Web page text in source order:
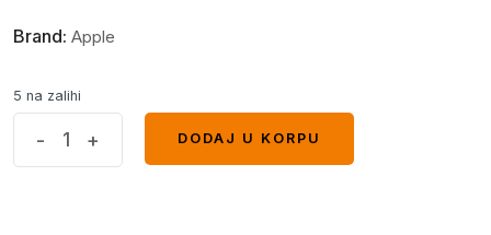
Brand: Apple
5 na zalihi
- +
DODAJ U KORPU